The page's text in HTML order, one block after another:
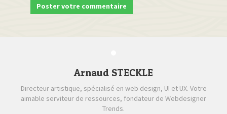
Arnaud STECKLE
Directeur artistique, spécialisé en web design, UI et UX. Votre
aimable serviteur de ressources, fondateur de Webdesigner
Trends.